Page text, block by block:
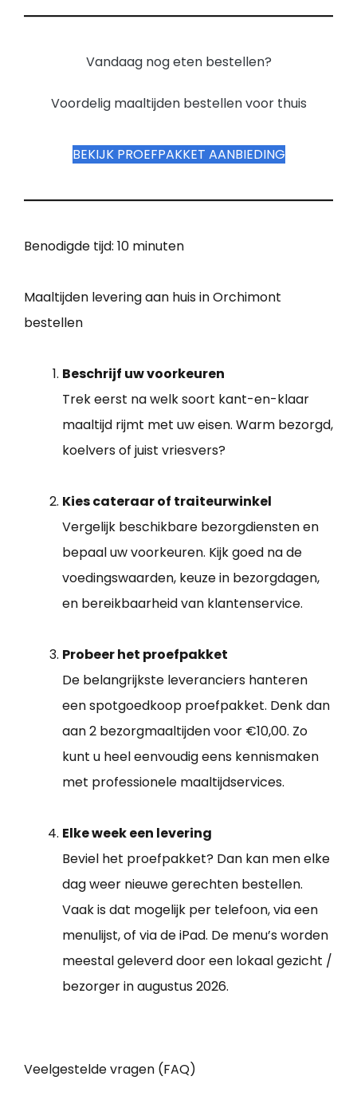
Vandaag nog eten bestellen?
Voordelig maaltijden bestellen voor thuis
BEKIJK PROEFPAKKET AANBIEDING
Benodigde tijd: 10 minuten
Maaltijden levering aan huis in Orchimont
bestellen
Beschrijf uw voorkeuren
Trek eerst na welk soort kant-en-klaar
maaltijd rijmt met uw eisen. Warm bezorgd,
koelvers of juist vriesvers?
Kies cateraar of traiteurwinkel
Vergelijk beschikbare bezorgdiensten en
bepaal uw voorkeuren. Kijk goed na de
voedingswaarden, keuze in bezorgdagen,
en bereikbaarheid van klantenservice.
Probeer het proefpakket
De belangrijkste leveranciers hanteren
een spotgoedkoop proefpakket. Denk dan
aan 2 bezorgmaaltijden voor €10,00. Zo
kunt u heel eenvoudig eens kennismaken
met professionele maaltijdservices.
Elke week een levering
Beviel het proefpakket? Dan kan men elke
dag weer nieuwe gerechten bestellen.
Vaak is dat mogelijk per telefoon, via een
menulijst, of via de iPad. De menu’s worden
meestal geleverd door een lokaal gezicht /
bezorger in augustus 2026.
Veelgestelde vragen (FAQ)